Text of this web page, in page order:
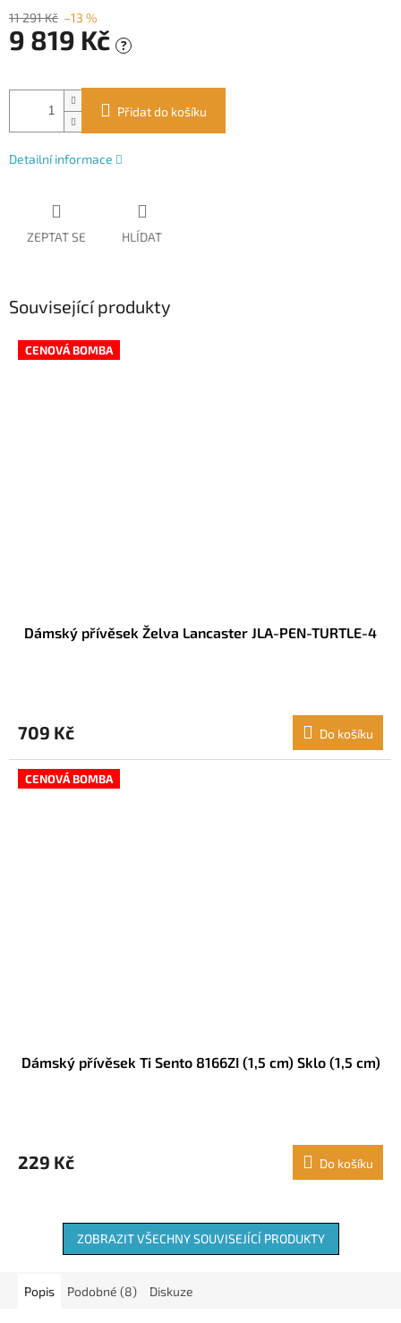
11 291 Kč –13 %
9 819 Kč ?
cena:
Přidat do košíku
Detailní informace
ZEPTAT SE HLÍDAT
Související produkty
CENOVÁ BOMBA
Dámský přívěsek Želva Lancaster JLA-PEN-TURTLE-4
709 Kč Do košíku
CENOVÁ BOMBA
Dámský přívěsek Ti Sento 8166ZI (1,5 cm) Sklo (1,5 cm)
229 Kč Do košíku
ZOBRAZIT VŠECHNY SOUVISEJÍCÍ PRODUKTY
Popis Podobné (8) Diskuze